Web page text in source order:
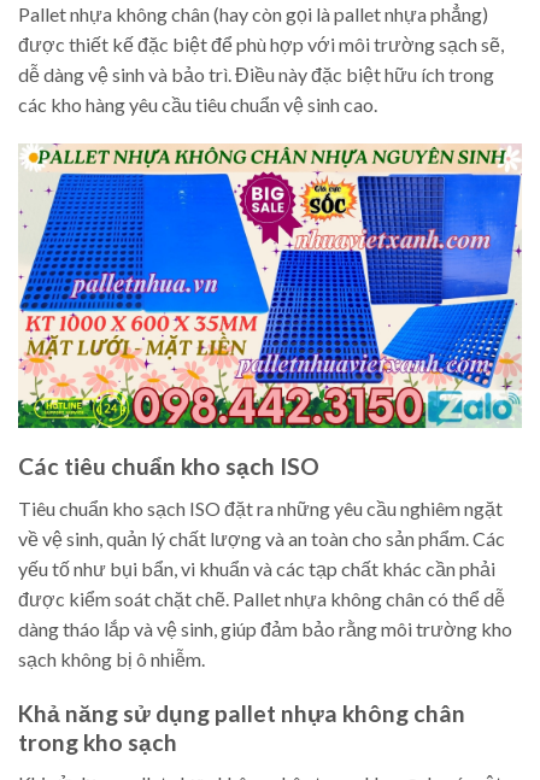
Pallet nhựa không chân (hay còn gọi là pallet nhựa phẳng)
được thiết kế đặc biệt để phù hợp với môi trường sạch sẽ,
dễ dàng vệ sinh và bảo trì. Điều này đặc biệt hữu ích trong
các kho hàng yêu cầu tiêu chuẩn vệ sinh cao.
Các tiêu chuẩn kho sạch ISO
Tiêu chuẩn kho sạch ISO đặt ra những yêu cầu nghiêm ngặt
về vệ sinh, quản lý chất lượng và an toàn cho sản phẩm. Các
yếu tố như bụi bẩn, vi khuẩn và các tạp chất khác cần phải
được kiểm soát chặt chẽ. Pallet nhựa không chân có thể dễ
dàng tháo lắp và vệ sinh, giúp đảm bảo rằng môi trường kho
sạch không bị ô nhiễm.
Khả năng sử dụng pallet nhựa không chân
trong kho sạch